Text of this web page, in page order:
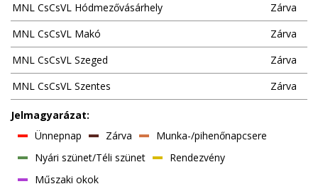
MNL CsCsVL Hódmezővásárhely
Zárva
MNL CsCsVL Makó
Zárva
MNL CsCsVL Szeged
Zárva
MNL CsCsVL Szentes
Zárva
Jelmagyarázat:
Ünnepnap
Zárva
Munka-/pihenőnapcsere
Nyári szünet/Téli szünet
Rendezvény
Műszaki okok